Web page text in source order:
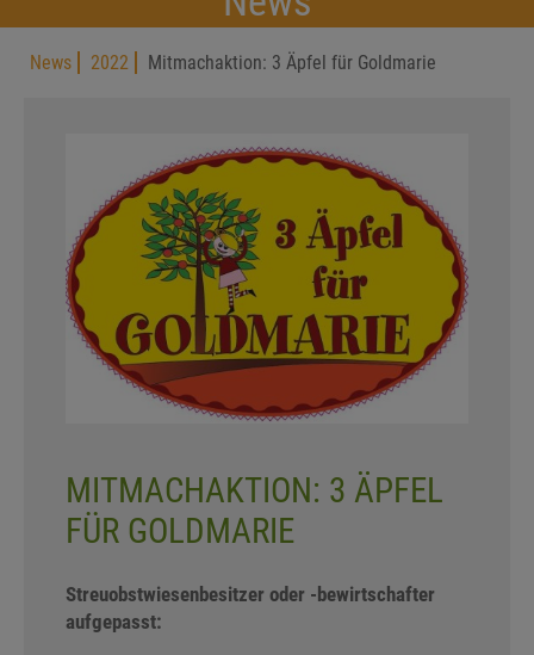
News 2022 Mitmachaktion: 3 Äpfel für Goldmarie
MITMACHAKTION: 3 ÄPFEL
FÜR GOLDMARIE
Streuobstwiesenbesitzer oder -bewirtschafter
aufgepasst: